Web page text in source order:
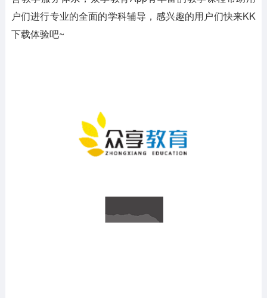
户们进行专业的全面的学科辅导，感兴趣的用户们快来KK
下载体验吧~